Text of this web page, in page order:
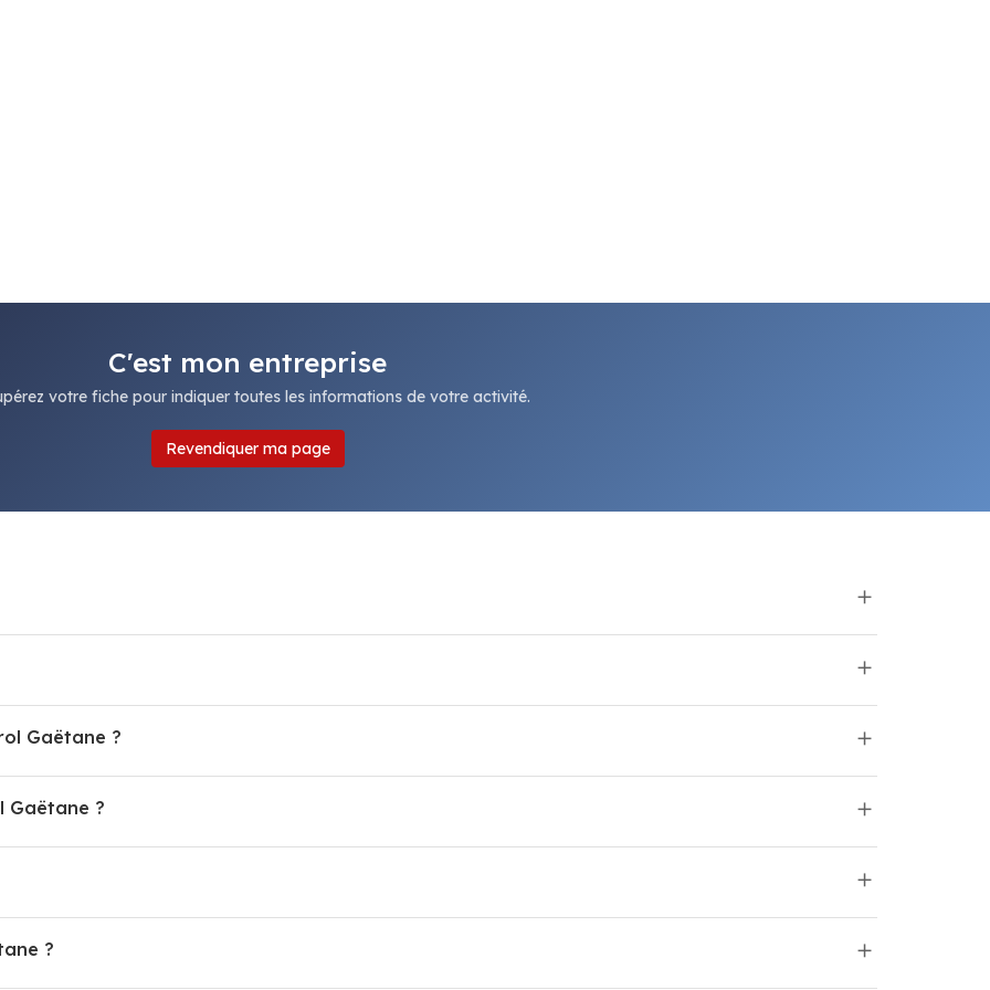
C'est mon entreprise
votre fiche pour indiquer toutes les informations de votre activité.
Revendiquer ma page
Gaëtane ?
Gaëtane ?
?